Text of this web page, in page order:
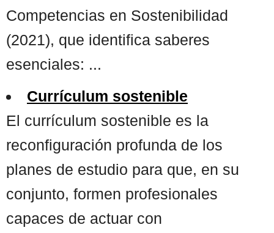
Competencias en Sostenibilidad
(2021), que identifica saberes
esenciales: ...
Currículum sostenible
El currículum sostenible es la
reconfiguración profunda de los
planes de estudio para que, en su
conjunto, formen profesionales
capaces de actuar con